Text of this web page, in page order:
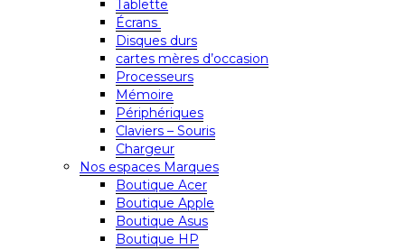
Tablette
Écrans
Disques durs
cartes mères d’occasion
Processeurs
Mémoire
Périphériques
Claviers – Souris
Chargeur
Nos espaces Marques
Boutique Acer
Boutique Apple
Boutique Asus
Boutique HP